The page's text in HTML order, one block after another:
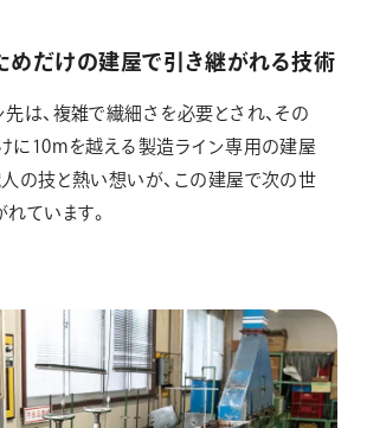
めだけの建屋で引き継がれる技術
は、複雑で繊細さを必要とされ、その
に10mを越える製造ライン専用の建屋
人の技と熱い想いが、この建屋で次の世
ています。